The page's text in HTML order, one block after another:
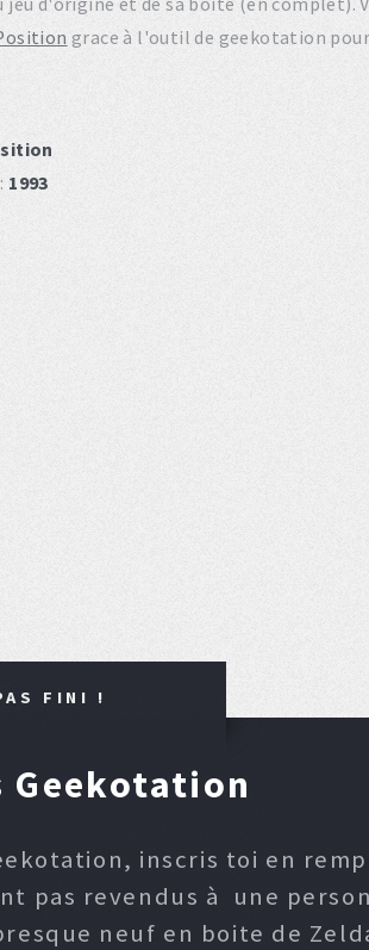
grace à l'outil de geekotation
1993
FINI !
inscris toi en
pas revendus à une
neuf en boite de